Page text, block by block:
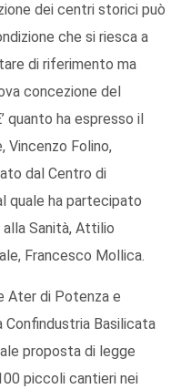
dei centri storici può
che si riesca a
di riferimento ma
concezione del
quanto ha espresso il
Vincenzo Folino,
dal Centro di
quale ha partecipato
alla Sanità, Attilio
Francesco Mollica.
Ater di Potenza e
Confindustria Basilicata
proposta di legge
piccoli cantieri nei